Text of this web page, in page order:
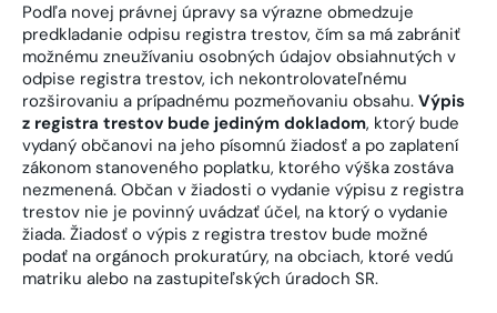
Podľa novej právnej úpravy sa výrazne obmedzuje
predkladanie odpisu registra trestov, čím sa má zabrániť
možnému zneužívaniu osobných údajov obsiahnutých v
odpise registra trestov, ich nekontrolovateľnému
rozširovaniu a prípadnému pozmeňovaniu obsahu. Výpis
z registra trestov bude jediným dokladom, ktorý bude
vydaný občanovi na jeho písomnú žiadosť a po zaplatení
zákonom stanoveného poplatku, ktorého výška zostáva
nezmenená. Občan v žiadosti o vydanie výpisu z registra
trestov nie je povinný uvádzať účel, na ktorý o vydanie
žiada. Žiadosť o výpis z registra trestov bude možné
podať na orgánoch prokuratúry, na obciach, ktoré vedú
matriku alebo na zastupiteľských úradoch SR.